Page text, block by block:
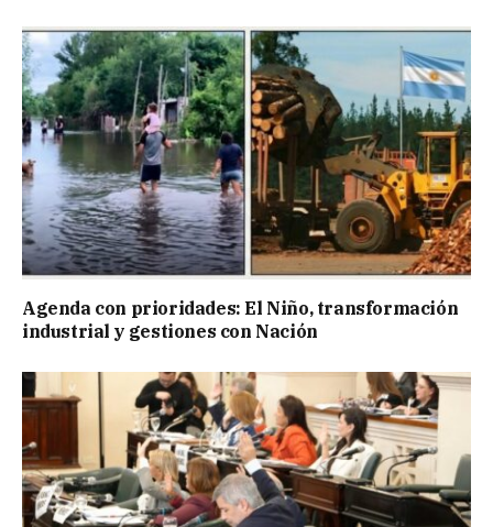
Agenda con prioridades: El Niño, transformación
industrial y gestiones con Nación